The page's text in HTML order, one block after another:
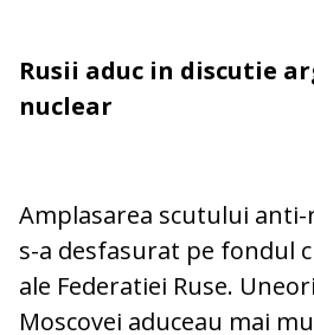
Rusii aduc in discutie
nuclear
Amplasarea scutului
s-a desfasurat pe fondul
ale Federatiei Ruse.
Moscovei aduceau mai